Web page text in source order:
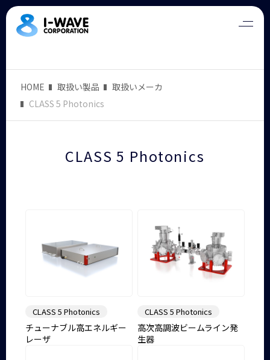
HOME 取扱い製品
取扱いメーカ
CLASS 5 Photonics
CLASS 5 Photonics
CLASS 5 Photonics
チューナブル高エネルギー
レーザ
CLASS 5 Photonics
高次高調波ビームライン発
生器